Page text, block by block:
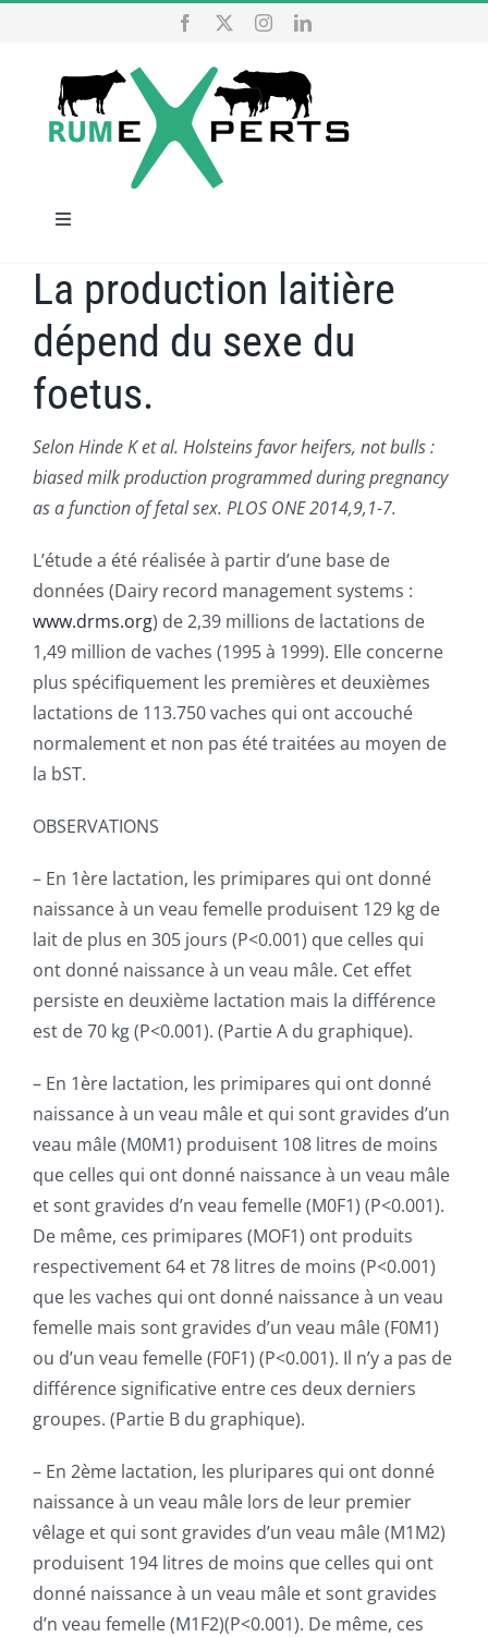
contenu
Navigation
bascule
ACCUEIL
NOS SERVICES
PUBLICATIONS
CAPSULES
CONTACT
La production laitière
dépend du sexe du
foetus.
Selon Hinde K et al. Holsteins favor heifers, not bulls :
biased milk production programmed during pregnancy
as a function of fetal sex. PLOS ONE 2014,9,1-7.
L’étude a été réalisée à partir d’une base de
données (Dairy record management systems :
www.drms.org) de 2,39 millions de lactations de
1,49 million de vaches (1995 à 1999). Elle concerne
plus spécifiquement les premières et deuxièmes
lactations de 113.750 vaches qui ont accouché
normalement et non pas été traitées au moyen de
la bST.
OBSERVATIONS
– En 1ère lactation, les primipares qui ont donné
naissance à un veau femelle produisent 129 kg de
lait de plus en 305 jours (P<0.001) que celles qui
ont donné naissance à un veau mâle. Cet effet
persiste en deuxième lactation mais la différence
est de 70 kg (P<0.001). (Partie A du graphique).
– En 1ère lactation, les primipares qui ont donné
naissance à un veau mâle et qui sont gravides d’un
veau mâle (M0M1) produisent 108 litres de moins
que celles qui ont donné naissance à un veau mâle
et sont gravides d’n veau femelle (M0F1) (P<0.001).
De même, ces primipares (MOF1) ont produits
respectivement 64 et 78 litres de moins (P<0.001)
que les vaches qui ont donné naissance à un veau
femelle mais sont gravides d’un veau mâle (F0M1)
ou d’un veau femelle (F0F1) (P<0.001). Il n’y a pas de
différence significative entre ces deux derniers
groupes. (Partie B du graphique).
– En 2ème lactation, les pluripares qui ont donné
naissance à un veau mâle lors de leur premier
vêlage et qui sont gravides d’un veau mâle (M1M2)
produisent 194 litres de moins que celles qui ont
donné naissance à un veau mâle et sont gravides
d’n veau femelle (M1F2)(P<0.001). De même, ces